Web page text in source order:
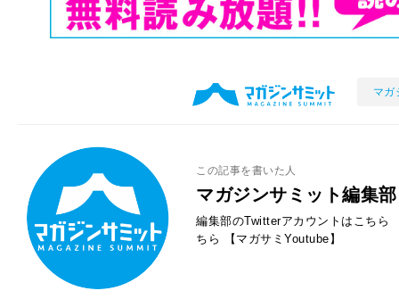
マガ
この記事を書いた人
マガジンサミット編集部
編集部のTwitterアカウントはこちら
ちら
【マガサミYoutube】